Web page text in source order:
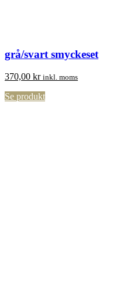
grå/svart smyckeset
370,00 kr inkl. moms
Se produkt